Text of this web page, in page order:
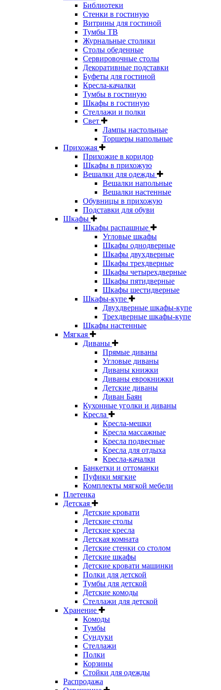
Библиотеки
Стенки в гостиную
Витрины для гостиной
Тумбы ТВ
Журнальные столики
Столы обеденные
Сервировочные столы
Декоративные подставки
Буфеты для гостиной
Кресла-качалки
Тумбы в гостиную
Шкафы в гостиную
Стеллажи и полки
Свет
Лампы настольные
Торшеры напольные
Прихожая
Прихожие в коридор
Шкафы в прихожую
Вешалки для одежды
Вешалки напольные
Вешалки настенные
Обувницы в прихожую
Подставки для обуви
Шкафы
Шкафы распашные
Угловые шкафы
Шкафы однодверные
Шкафы двухдверные
Шкафы трехдверные
Шкафы четырехдверные
Шкафы пятидверные
Шкафы шестидверные
Шкафы-купе
Двухдверные шкафы-купе
Трехдверные шкафы-купе
Шкафы настенные
Мягкая
Диваны
Прямые диваны
Угловые диваны
Диваны книжки
Диваны еврокнижки
Детские диваны
Диван Баян
Кухонные уголки и диваны
Кресла
Кресла-мешки
Кресла массажные
Кресла подвесные
Кресла для отдыха
Кресла-качалки
Банкетки и оттоманки
Пуфики мягкие
Комплекты мягкой мебели
Плетенка
Детская
Детские кровати
Детские столы
Детские кресла
Детская комната
Детские стенки со столом
Детские шкафы
Детские кровати машинки
Полки для детской
Тумбы для детской
Детские комоды
Стеллажи для детской
Хранение
Комоды
Тумбы
Сундуки
Стеллажи
Полки
Корзины
Стойки для одежды
Распродажа